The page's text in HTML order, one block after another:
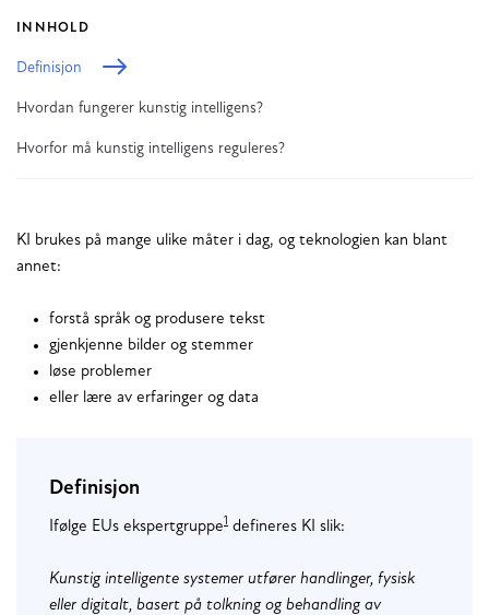
INNHOLD
Definisjon
Hvordan fungerer kunstig intelligens?
Hvorfor må kunstig intelligens reguleres?
KI brukes på mange ulike måter i dag, og teknologien kan blant
annet:
forstå språk og produsere tekst
gjenkjenne bilder og stemmer
løse problemer
eller lære av erfaringer og data
Definisjon
Ifølge EUs ekspertgruppe1 defineres KI slik:
Kunstig intelligente systemer utfører handlinger, fysisk
eller digitalt, basert på tolkning og behandling av